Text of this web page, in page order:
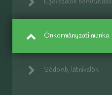
Önkormányzati munka
Sódomb, látnivalók